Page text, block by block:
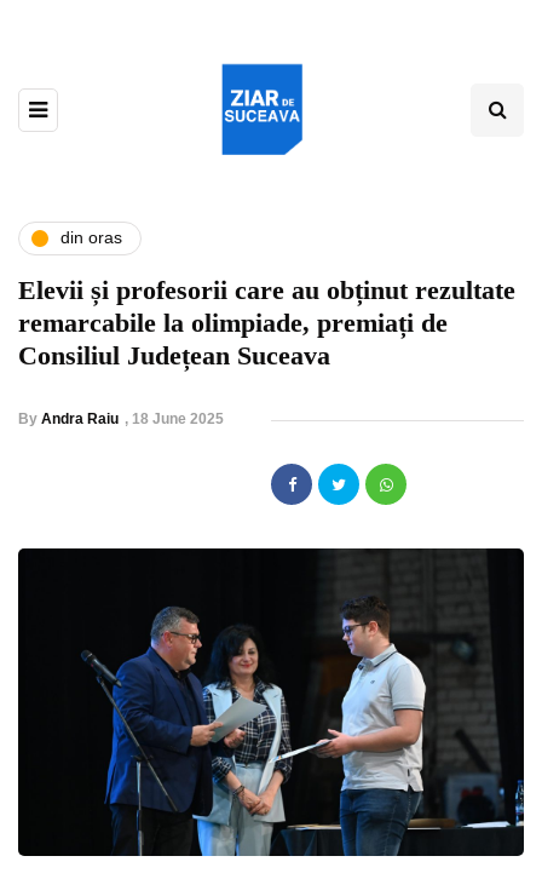
din oras
Elevii și profesorii care au obținut rezultate
remarcabile la olimpiade, premiați de
Consiliul Județean Suceava
By Andra Raiu , 18 June 2025